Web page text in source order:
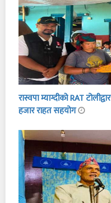
रास्वपा म्याग्दीको RAT
हजार राहत सहयोग